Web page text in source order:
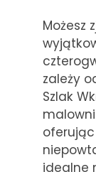
Możesz
zależy
Szlak
oferując
idealne